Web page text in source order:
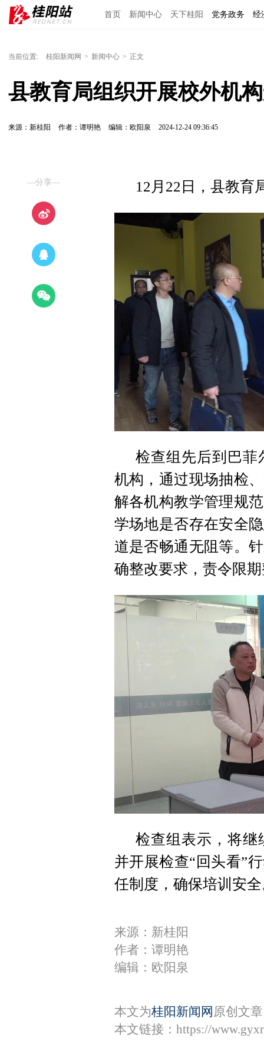
首页 新闻中心 天下桂阳 党务政务 经
当前位置: 桂阳新闻网 > 新闻中心 > 正文
县教育局组织开展校外机
来源：新桂阳 作者：谭明艳 编辑：欧阳泉 2024-12-24 09:36:45
—分享— 12月22日，县教育
检查组先后到巴菲
机构，通过现场抽检
解各机构教学管理规
学场地是否存在安全
道是否畅通无阻等。
确整改要求，责令限
检查组表示，将继
并开展检查“回头看”
任制度，确保培训安
来源：新桂阳
作者：谭明艳
编辑：欧阳泉
本文为桂阳新闻网 原创文
本文链接： https://